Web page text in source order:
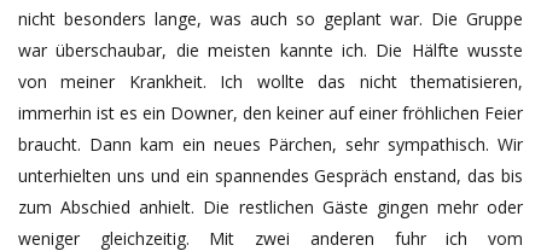
nicht besonders lange, was auch so geplant war. Die Gruppe
war überschaubar, die meisten kannte ich. Die Hälfte wusste
von meiner Krankheit. Ich wollte das nicht thematisieren,
immerhin ist es ein Downer, den keiner auf einer fröhlichen Feier
braucht. Dann kam ein neues Pärchen, sehr sympathisch. Wir
unterhielten uns und ein spannendes Gespräch enstand, das bis
zum Abschied anhielt. Die restlichen Gäste gingen mehr oder
weniger gleichzeitig. Mit zwei anderen fuhr ich vom